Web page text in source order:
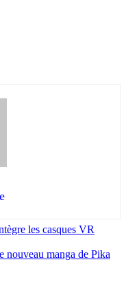
les casques VR
nouveau manga de Pika